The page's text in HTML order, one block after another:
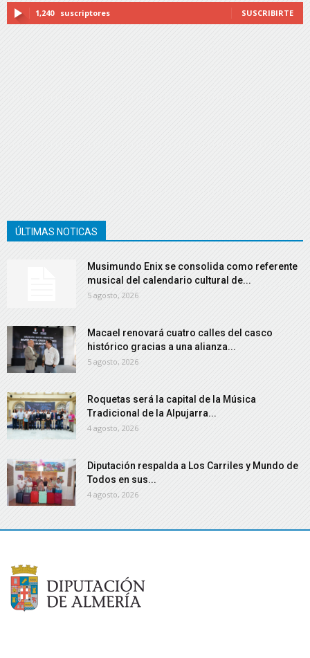
1,240 suscriptores SUSCRIBIRTE
ÚLTIMAS NOTICAS
Musimundo Enix se consolida como referente
musical del calendario cultural de...
5 agosto, 2026
Macael renovará cuatro calles del casco
histórico gracias a una alianza...
5 agosto, 2026
Roquetas será la capital de la Música
Tradicional de la Alpujarra...
4 agosto, 2026
Diputación respalda a Los Carriles y Mundo de
Todos en sus...
4 agosto, 2026